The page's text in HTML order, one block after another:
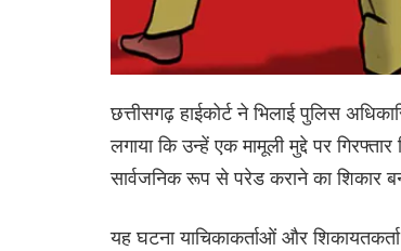
छत्तीसगढ़ हाईकोर्ट ने भिलाई पुलिस
लगाया कि उन्हें एक मामूली मुद्दे पर
सार्वजनिक रूप से परेड कराने का शिकार
यह घटना याचिकाकर्ताओं और